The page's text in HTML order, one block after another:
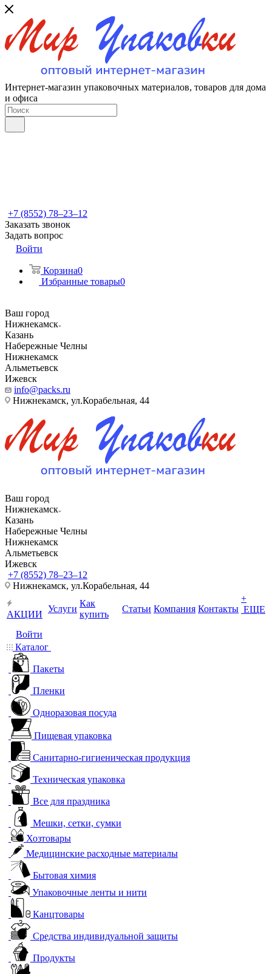
Интернет-магазин упаковочных материалов, товаров для дома
и офиса
+7 (8552) 78‒23‒12
Заказать звонок
Задать вопрос
Войти
Корзина0
Избранные товары0
Ваш город
Нижнекамск
Казань
Набережные Челны
Нижнекамск
Альметьевск
Ижевск
info@packs.ru
Нижнекамск, ​ул.Корабельная, 44
Ваш город
Нижнекамск
Казань
Набережные Челны
Нижнекамск
Альметьевск
Ижевск
+7 (8552) 78‒23‒12
Нижнекамск, ​ул.Корабельная, 44
АКЦИИ
Услуги
Как
купить
Статьи Компания Контакты
+
ЕЩЕ
Войти
Каталог
Пакеты
Пленки
Одноразовая посуда
Пищевая упаковка
Санитарно-гигиеническая продукция
Техническая упаковка
Все для праздника
Мешки, сетки, сумки
Хозтовары
Медицинские расходные материалы
Бытовая химия
Упаковочные ленты и нити
Канцтовары
Средства индивидуальной защиты
Продукты